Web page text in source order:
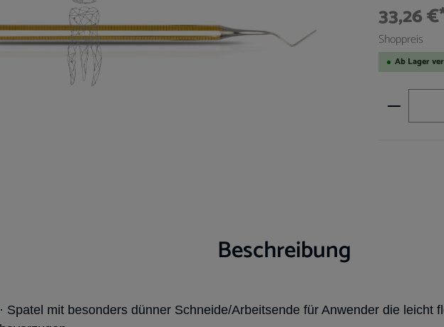
33,26
Shoppreis
Ab Lager
Beschreibung
· Spatel mit besonders dünner Schneide/Arbeitsende für Anwender die leicht